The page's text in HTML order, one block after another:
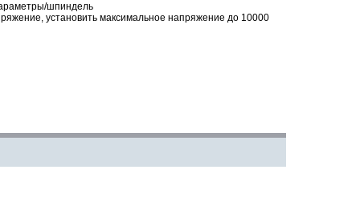
шпиндель
установить максимальное напряжение до 10000